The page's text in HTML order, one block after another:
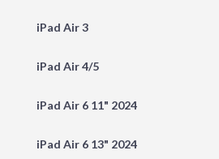
iPad Air 3
iPad Air 4/5
iPad Air 6 11" 2024
iPad Air 6 13" 2024